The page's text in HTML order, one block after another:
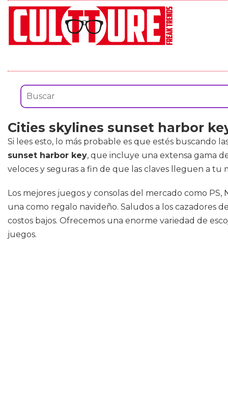
Cities skylines sunset harbor
Si lees esto, lo más probable es que estés buscando
sunset harbor key, que incluye una extensa gama
veloces y seguras a fin de que las claves lleguen a tu
Los mejores juegos y consolas del mercado como
una como regalo navideño. Saludos a los cazadores
costos bajos. Ofrecemos una enorme variedad de
juegos.